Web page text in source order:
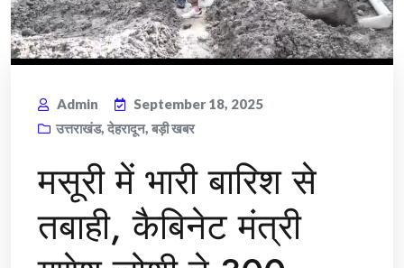
Admin
September 18, 2025
उत्तराखंड, देहरादून, बड़ी खबर
मसूरी में भारी बारिश से
तबाही, कैबिनेट मंत्री